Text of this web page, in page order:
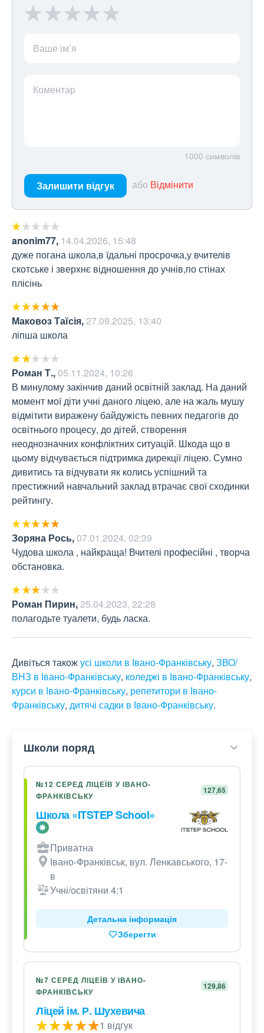
Ваше ім’я
Коментар
1000 символів
Залишити відгук або Відмінити
anonim77, 14.04.2026, 15:48
дуже погана школа,в їдальні просрочка,у вчителів
скотське і зверхнє відношення до учнів,по стінах
плісінь
Маковоз Таїсія,27.09.2025, 13:40
ліпша школа
Роман Т.,05.11.2024, 10:26
В минулому закінчив даний освітній заклад. На даний
момент мої діти учні даного ліцею, але на жаль мушу
відмітити виражену байдужість певних педагогів до
освітнього процесу, до дітей, створення
неоднозначних конфліктних ситуацій. Шкода що в
цьому відчувається підтримка дирекції ліцею. Сумно
дивитись та відчувати як колись успішний та
престижний навчальний заклад втрачає свої сходинки
рейтингу.
Зоряна Рось,07.01.2024, 02:39
Чудова школа , найкраща! Вчителі професійні , творча
обстановка.
Роман Пирин,25.04.2023, 22:28
полагодьте туалети, будь ласка.
Дивіться такожусі школи в Івано-Франківську, ЗВО/
ВНЗ в Івано-Франківську, коледжі в Івано-Франківську,
курси в Івано-Франківську, репетитори в Івано-
Франківську, дитячі садки в Івано-Франківську.
Школи поряд
№12 СЕРЕД ЛІЦЕЇВ У ІВАНО-
ФРАНКІВСЬКУ
127,65
Школа «ITSTEP School»
Приватна
Івано-Франківськ, вул. Ленкавського, 17-
в
Учні/освітяни 4:1
Детальна інформація
Зберегти
№7 СЕРЕД ЛІЦЕЇВ У ІВАНО-
ФРАНКІВСЬКУ
129,86
Ліцей ім. Р. Шухевича
1 відгук